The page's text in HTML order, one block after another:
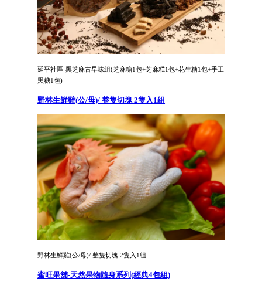
延平社區-黑芝麻古早味組(芝麻糖1包+芝麻糕1包+花生糖1包+手工
黑糖1包)
野林生鮮雞(公/母)/ 整隻切塊 2隻入1組
野林生鮮雞(公/母)/ 整隻切塊 2隻入1組
蜜旺果舖-天然果物隨身系列(經典4包組)